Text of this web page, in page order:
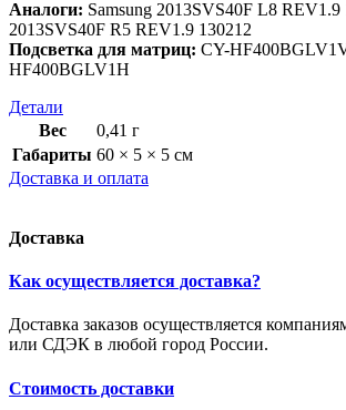
Аналоги: Samsung 2013SVS40F L8 REV1.9
2013SVS40F R5 REV1.9 130212
Подсветка для матриц: CY-
HF400BGLV1H
Детали
Вес
0,41 г
Габариты 60 × 5 × 5 см
Доставка и оплата
Доставка
Как осуществляется доставка?
Доставка заказов осуществляется
или СДЭК в любой город России.
Стоимость доставки